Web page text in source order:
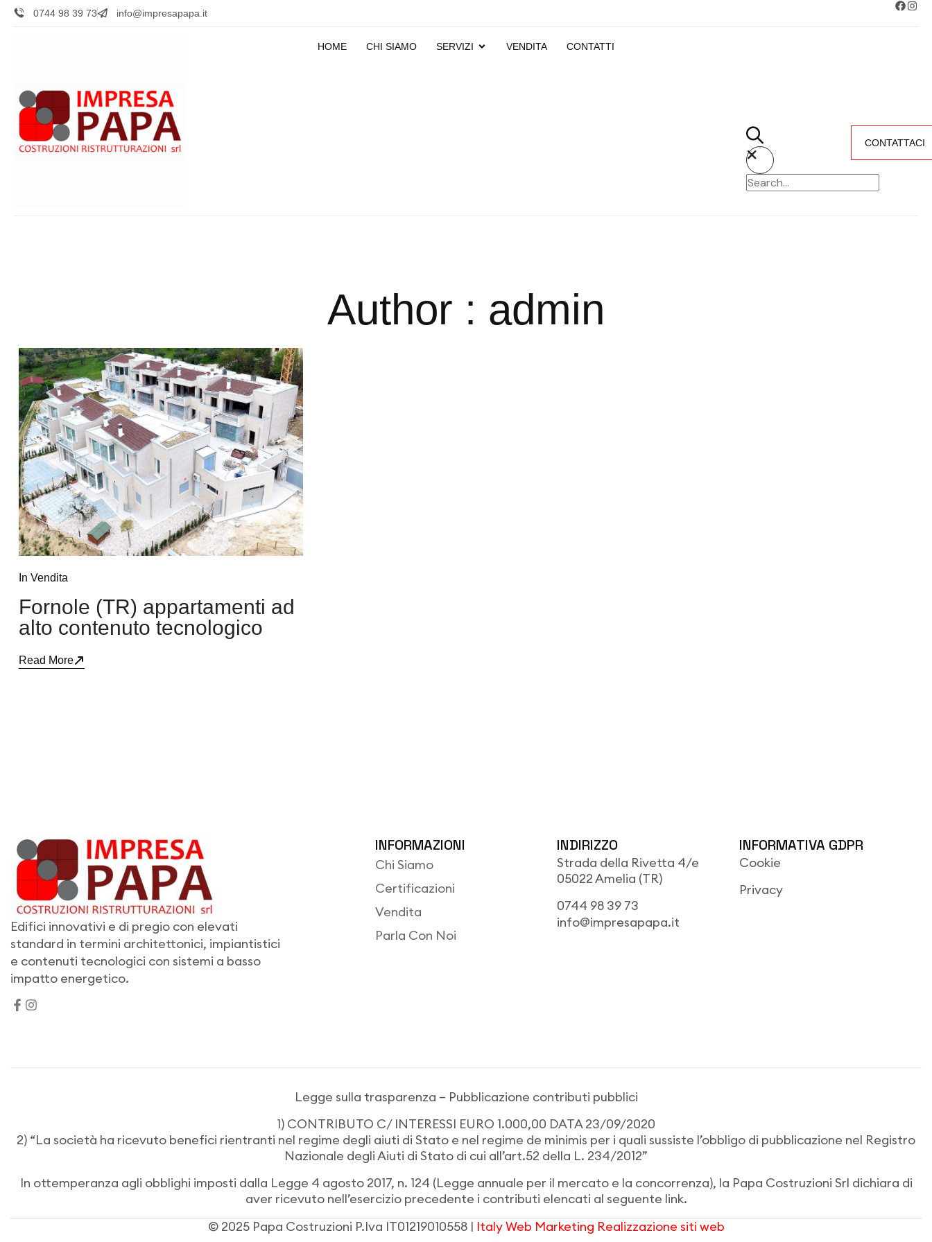
0744 98 39 73 info@impresapapa.it
HOME CHI SIAMO SERVIZI VENDITA CONTATTI
CONTATTACI
Author : admin
In Vendita
Fornole (TR) appartamenti ad
alto contenuto tecnologico
Read More
Edifici innovativi e di pregio con elevati
standard in termini architettonici, impiantistici
e contenuti tecnologici con sistemi a basso
impatto energetico.
INFORMAZIONI
Chi Siamo
Certificazioni
Vendita
Parla Con Noi
INDIRIZZO
Strada della Rivetta 4/e
05022 Amelia (TR)
0744 98 39 73
info@impresapapa.it
INFORMATIVA GDPR
Cookie
Privacy
Legge sulla trasparenza – Pubblicazione contributi pubblici
1) CONTRIBUTO C/ INTERESSI EURO 1.000,00 DATA 23/09/2020
2) “La società ha ricevuto benefici rientranti nel regime degli aiuti di Stato e nel regime de minimis per i quali sussiste l’obbligo di pubblicazione nel Registro
Nazionale degli Aiuti di Stato di cui all’art.52 della L. 234/2012”
In ottemperanza agli obblighi imposti dalla Legge 4 agosto 2017, n. 124 (Legge annuale per il mercato e la concorrenza), la Papa Costruzioni Srl dichiara di
aver ricevuto nell’esercizio precedente i contributi elencati al seguente link.
© 2025 Papa Costruzioni P.Iva IT01219010558 | Italy Web Marketing Realizzazione siti web